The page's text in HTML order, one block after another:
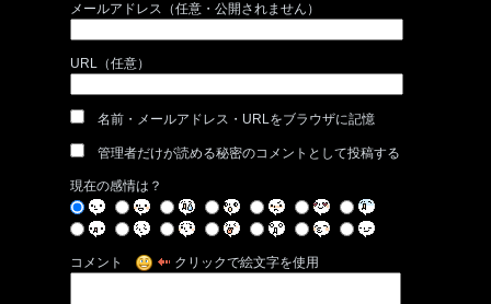
メールアドレス（任意・公開されません）
URL（任意）
名前・メールアドレス・URLをブラウザに記憶
管理者だけが読める秘密のコメントとして投稿する
現在の感情は？
コメント クリックで絵文字を使用